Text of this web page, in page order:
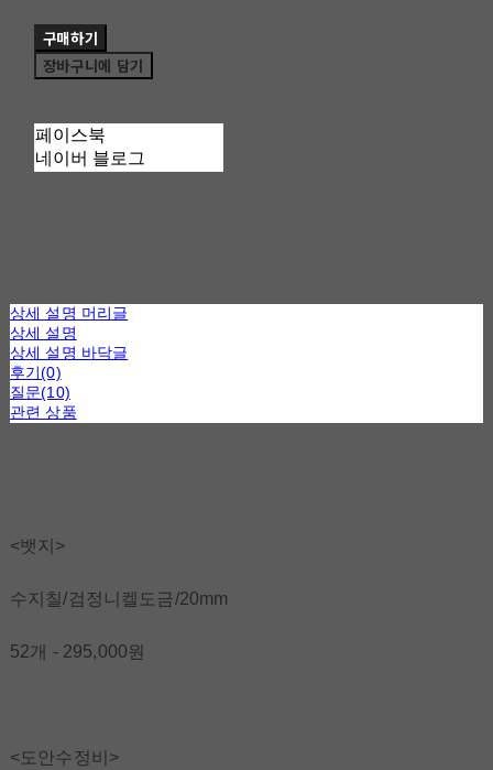
구매하기
장바구니에 담기
페이스북
네이버 블로그
상세 설명 머리글
상세 설명
상세 설명 바닥글
후기(0)
질문(10)
관련 상품
<뱃지>
수지칠/검정니켈도금/20mm
52개 - 295,000원
<도안수정비>